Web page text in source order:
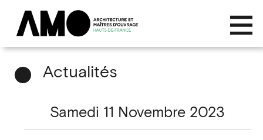
Actualités
Samedi 11 Novembre 2023